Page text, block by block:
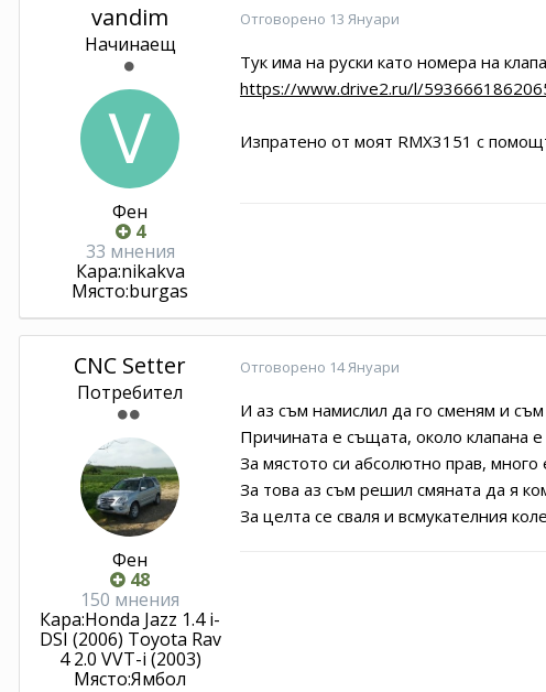
vandim
Начинаещ
Фен
4
33 мнения
Кара:nikakva
Място:burgas
Отговорено 13 Януари
Тук има на руски като номера на
https://www.drive2.ru/l/
Изпратено от моят RMX3151 с
CNC Setter
Потребител
Фен
48
150 мнения
Кара:Honda Jazz 1.4 i-
DSI (2006) Toyota Rav
4 2.0 VVT-i (2003)
Място:Ямбол
Отговорено 14 Януари
И аз съм намислил да го сменям и
Причината е същата, около клапана
За мястото си абсолютно прав, много
За това аз съм решил смяната да я
За целта се сваля и всмукателния